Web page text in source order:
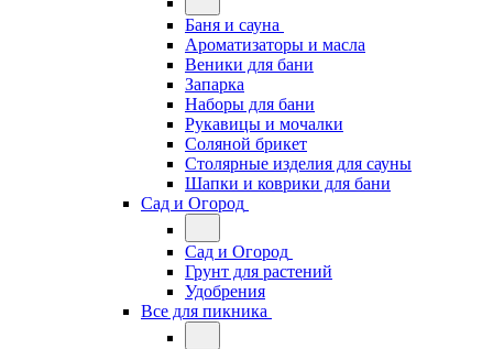
Баня и сауна
Ароматизаторы и масла
Веники для бани
Запарка
Наборы для бани
Рукавицы и мочалки
Соляной брикет
Столярные изделия для сауны
Шапки и коврики для бани
Сад и Огород
Сад и Огород
Грунт для растений
Удобрения
Все для пикника